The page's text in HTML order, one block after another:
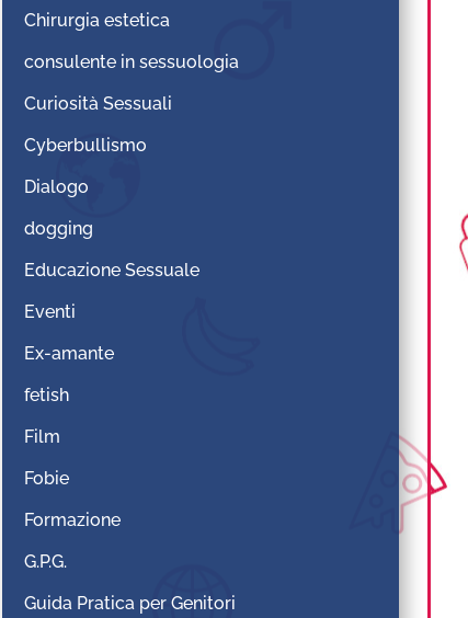
Chirurgia estetica
consulente in sessuologia
Curiosità Sessuali
Cyberbullismo
Dialogo
dogging
Educazione Sessuale
Eventi
Ex-amante
fetish
Film
Fobie
Formazione
G.P.G.
Guida Pratica per Genitori